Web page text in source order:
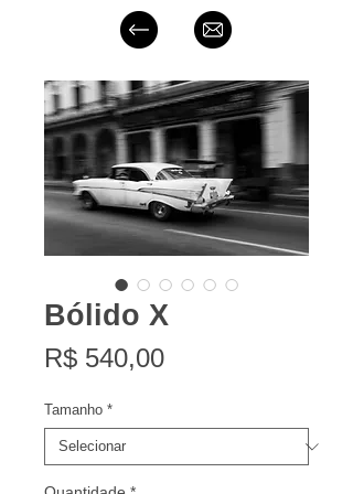
Bólido X
R$ 540,00Preço
Tamanho *